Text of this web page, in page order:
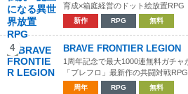
育成×箱庭経営のドット絵放置RPG
新作 RPG 無料
4 BRAVE FRONTIER LEGION
1周年記念で最大1000連無料ガチ
「ブレフロ」最新作の共闘対戦RPG
周年 RPG 無料